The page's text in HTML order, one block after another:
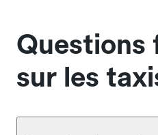
Questions
sur les